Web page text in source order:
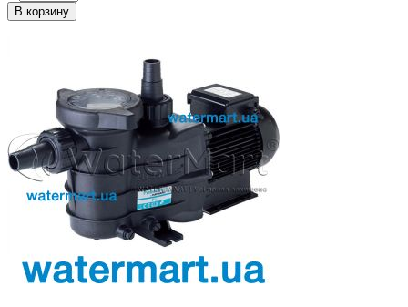
В корзину